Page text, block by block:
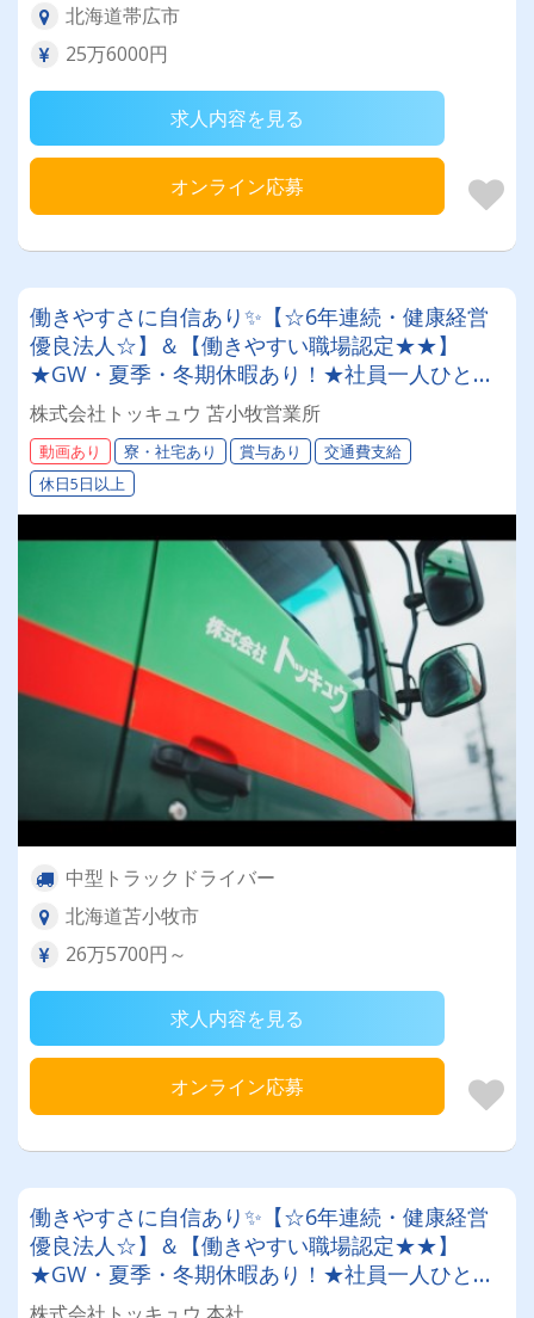
北海道帯広市
25万6000円
求人内容を見る
オンライン応募
働きやすさに自信あり✨【☆6年連続・健康経営
優良法人☆】＆【働きやすい職場認定★★】
★GW・夏季・冬期休暇あり！★社員一人ひとり
を大切にする昭和34年設立の安定企業！＜未経験
者も大歓迎！4tドライバー＞
株式会社トッキュウ 苫小牧営業所
動画あり 寮・社宅あり 賞与あり
交通費支給
休日5日以上
中型トラックドライバー
北海道苫小牧市
26万5700円～
求人内容を見る
オンライン応募
働きやすさに自信あり✨【☆6年連続・健康経営
優良法人☆】＆【働きやすい職場認定★★】
★GW・夏季・冬期休暇あり！★社員一人ひとり
を大切にする昭和34年設立の安定企業！＜経験者